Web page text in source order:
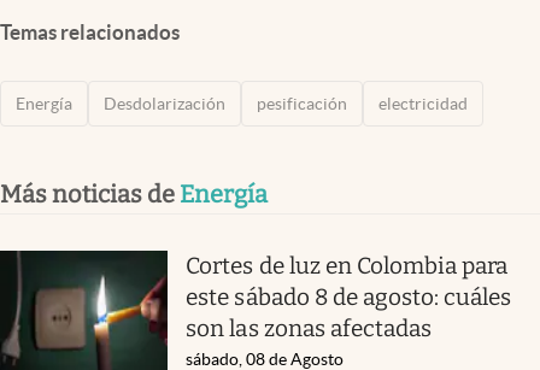
Temas relacionados
Energía Desdolarización pesificación electricidad
Más noticias de Energía
Cortes de luz en Colombia para
este sábado 8 de agosto: cuáles
son las zonas afectadas
sábado, 08 de Agosto